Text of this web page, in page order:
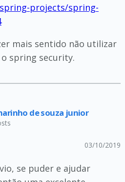
projects/spring-
mais sentido não utilizar
spring security.
de souza junior
03/10/2019
se puder e ajudar